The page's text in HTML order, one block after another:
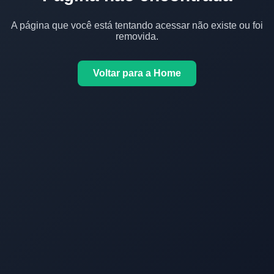
A página que você está tentando acessar não existe ou foi
removida.
Voltar para a Home